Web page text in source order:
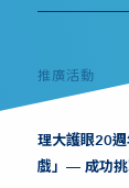
推廣活動
理大護眼20
戲」— 成功挑